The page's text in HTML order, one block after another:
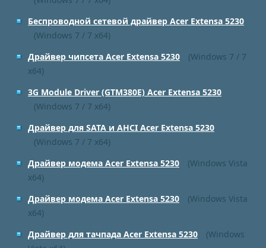
Беспроводной сетевой драйвер Acer Extensa 5230
(Windows 7 / 7 x64)
Драйвер чипсета Acer Extensa 5230
(Windows 7 / 7
x64)
3G Module Driver (GTM380E) Acer Extensa 5230
(Windows 7 / 7 x64)
Драйвер для SATA и AHCI Acer Extensa 5230
(Windows 7 / 7 x64)
Драйвер модема Acer Extensa 5230
(Windows Vista
x64)
Драйвер модема Acer Extensa 5230
(Windows Vista
x64)
Драйвер для тачпада Acer Extensa 5230
(Windows